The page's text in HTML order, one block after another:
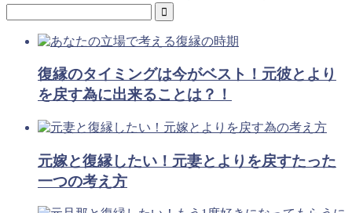
復縁のタイミングは今がベスト！元彼とより
を戻す為に出来ることは？！
元嫁と復縁したい！元妻とよりを戻すたった
一つの考え方